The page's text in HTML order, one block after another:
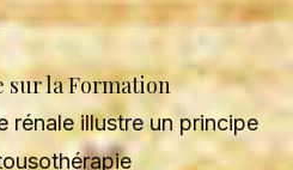
sur la Formation
rénale illustre un principe